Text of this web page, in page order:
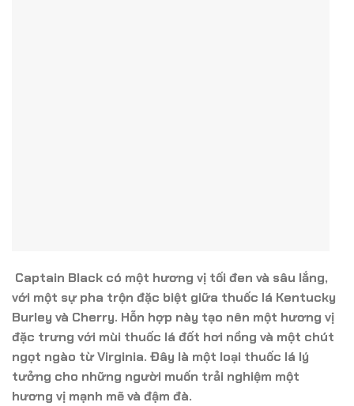
Captain Black có một hương vị tối đen và sâu lắng,
với một sự pha trộn đặc biệt giữa thuốc lá Kentucky
Burley và Cherry. Hỗn hợp này tạo nên một hương vị
đặc trưng với mùi thuốc lá đốt hơi nồng và một chút
ngọt ngào từ Virginia. Đây là một loại thuốc lá lý
tưởng cho những người muốn trải nghiệm một
hương vị mạnh mẽ và đậm đà.